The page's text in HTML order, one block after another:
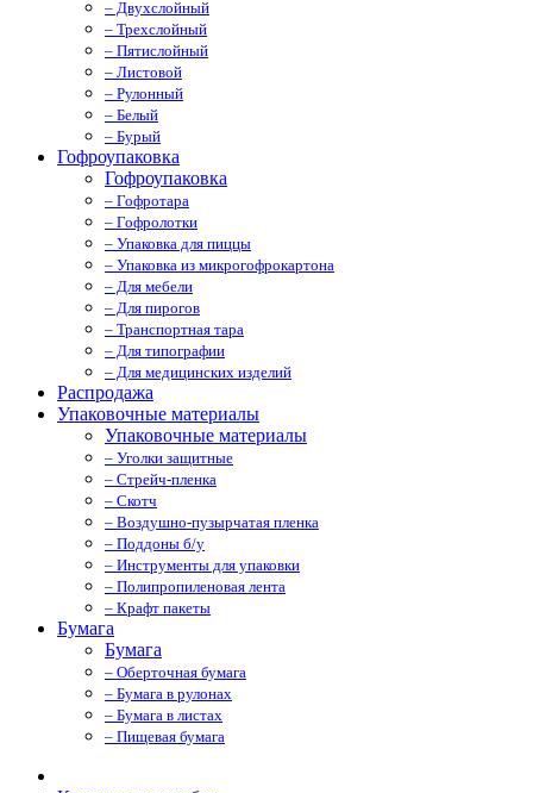
– Двухслойный
– Трехслойный
– Пятислойный
– Листовой
– Рулонный
– Белый
– Бурый
Гофроупаковка
Гофроупаковка
– Гофротара
– Гофролотки
– Упаковка для пиццы
– Упаковка из микрогофрокартона
– Для мебели
– Для пирогов
– Транспортная тара
– Для типографии
– Для медицинских изделий
Распродажа
Упаковочные материалы
Упаковочные материалы
– Уголки защитные
– Стрейч-пленка
– Скотч
– Воздушно-пузырчатая пленка
– Поддоны б/у
– Инструменты для упаковки
– Полипропиленовая лента
– Крафт пакеты
Бумага
Бумага
– Оберточная бумага
– Бумага в рулонах
– Бумага в листах
– Пищевая бумага